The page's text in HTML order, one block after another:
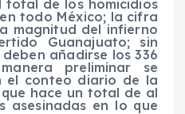
total de los homicidios
todo México; la cifra
magnitud del infierno
Guanajuato; sin
añadirse los 336
preliminar se
el conteo diario de la
hace un total de al
asesinadas en lo que